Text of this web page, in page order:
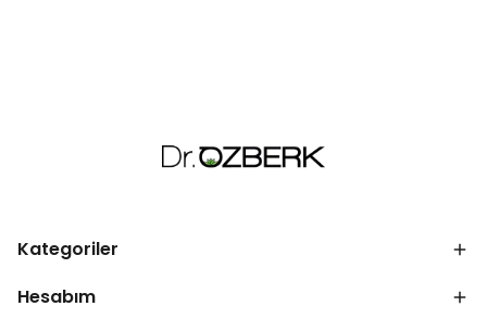
Kategoriler
Hesabım